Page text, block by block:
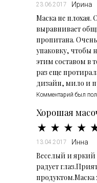
23.06.2017 Ирина
Маска не плохая.
выравнивает
пропитана.
упаковку, чтобы
этим составом в
раз еще
дизайн, мило и
Комментарий был
Хорошая
13.04.2017 Инна
Веселый и яркий
радует